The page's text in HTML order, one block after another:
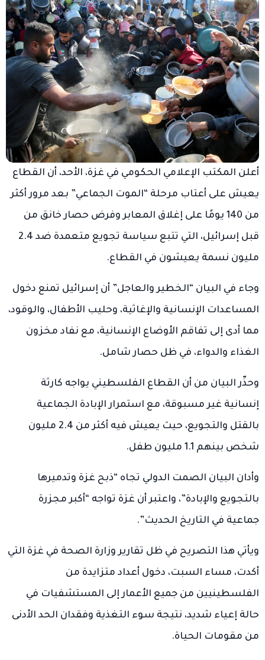
أعلن المكتب الإعلامي الحكومي في غزة، الأحد، أن القطاع
يعيش على أعتاب مرحلة “الموت الجماعي” بعد مرور أكثر
من 140 يومًا على إغلاق المعابر وفرض حصار خانق من
قبل إسرائيل، التي تتبع سياسة تجويع متعمدة ضد 2.4
مليون نسمة يعيشون في القطاع.
وجاء في البيان “الخطير والعاجل” أن إسرائيل تمنع دخول
المساعدات الإنسانية والإغاثية، وحليب الأطفال، والوقود،
مما أدى إلى تفاقم الأوضاع الإنسانية، مع نفاد مخزون
الغذاء والدواء، في ظل حصار شامل.
وحذّر البيان من أن القطاع الفلسطيني يواجه كارثة
إنسانية غير مسبوقة، مع استمرار الإبادة الجماعية
بالقتل والتجويع، حيث يعيش فيه أكثر من 2.4 مليون
شخص بينهم 1.1 مليون طفل.
وأدان البيان الصمت الدولي تجاه “ذبح غزة وتدميرها
بالتجويع والإبادة”، واعتبر أن غزة تواجه “أكبر مجزرة
جماعية في التاريخ الحديث”.
ويأتي هذا التصريح في ظل تقارير وزارة الصحة في غزة التي
أكدت، مساء السبت، دخول أعداد متزايدة من
الفلسطينيين من جميع الأعمار إلى المستشفيات في
حالة إعياء شديد، نتيجة سوء التغذية وفقدان الحد الأدنى
من مقومات الحياة.